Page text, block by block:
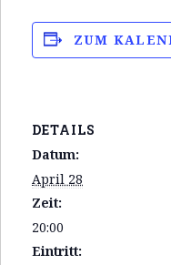
ZUM
DETAILS
Datum:
April 28
Zeit:
20:00
Eintritt: